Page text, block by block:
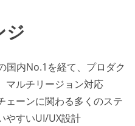
ジ
国内No.1を経て、プロダク
マルチリージョン対応
ェーンに関わる多くのステ
やすいUI/UX設計